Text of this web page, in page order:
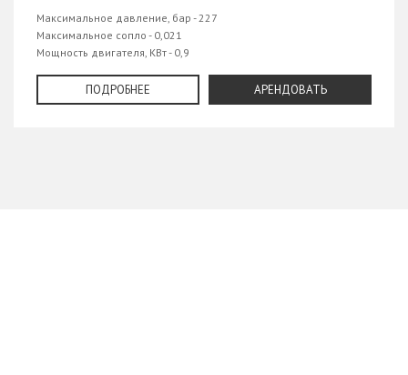
Максимальное давление, бар - 227
Максимальное сопло - 0,021
Мощность двигателя, КВт - 0,9
Тип насоса - Поршневой
ПОДРОБНЕЕ АРЕНДОВАТЬ